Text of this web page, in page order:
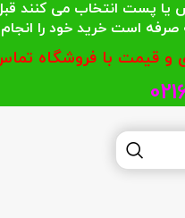
میباشد و روش ارسال را تیپاکس یا
و قیمت با فروشگاه